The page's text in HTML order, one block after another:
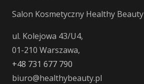
Salon Kosmetyczny Healthy Beauty
ul. Kolejowa 43/U4,
01-210 Warszawa,
+48 731 677 790
biuro@healthybeauty.pl